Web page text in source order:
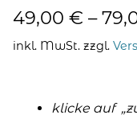
49,00 € –
inkl. MwSt. zzgl.
klicke auf